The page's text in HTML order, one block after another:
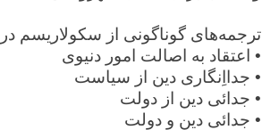
ترجمه‌های گوناگونی از سکولاریسم
• اعتقاد به اصالت امور دنیوی
• جدااِنگاری دین از سیاست
• جدائی دین از دولت
• جدائی دین و دولت